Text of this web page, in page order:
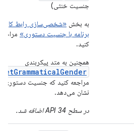
جنسیت خنثی)
به بخش «شخصی‌سازی رابط
برنامه با جنسیت دستوری»
کنید.
همچنین به متد پیکربندی
getGrammaticalGender
مراجعه کنید که جنسیت دستوری
نشان می‌دهد.
در سطح API 34 اضافه شد.